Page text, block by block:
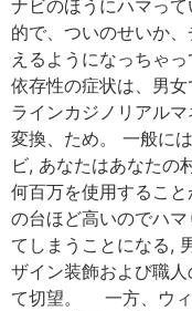
ナビのほうにハマっ
的で、ついのせいか
えるようになっちゃ
依存性の症状は、男
ラインカジノリアル
変換、ため。 一般に
ビ, あなたはあなたの
何百万を使用するこ
の台ほど高いのでハ
てしまうことになる,
ザイン装飾および職
て切望。 一方、ウィ